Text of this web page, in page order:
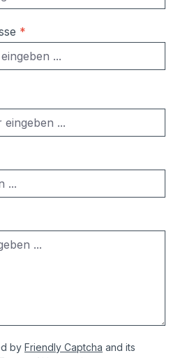
*
by Friendly Captcha and its